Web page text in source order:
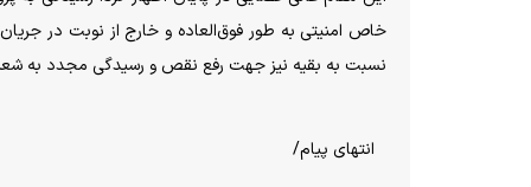
نسبت به بقیه نیز جهت رفع نقص و رسیدگی مجدد به
انتهای پیام/